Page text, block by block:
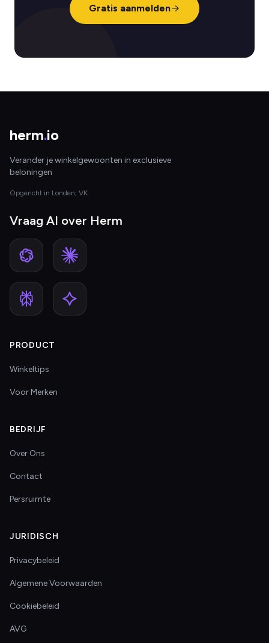
Gratis aanmelden
herm.io
Verander je winkelgewoonten in exclusieve
beloningen
Opgericht in Londen, VK
Vraag AI over Herm
PRODUCT
Winkeltips
Voor Merken
BEDRIJF
Over Ons
Contact
Persruimte
JURIDISCH
Privacybeleid
Algemene Voorwaarden
Cookiebeleid
AVG